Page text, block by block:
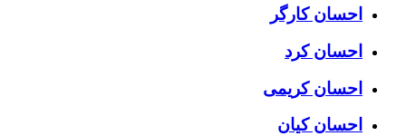
احسان کارگر
احسان کرد
احسان کریمی
احسان کیان